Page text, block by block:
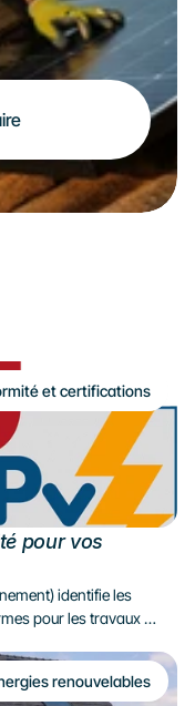
et certifications
pour vos
identifie les
pour les travaux
avantages et
renouvelables